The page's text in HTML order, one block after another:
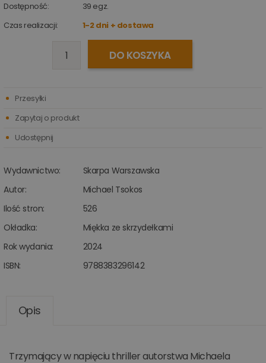
Dostępność: 39 egz.
Czas realizacji:
1-2 dni + dostawa
DO KOSZYKA
Wydawnictwo:
Skarpa Warszawska
Autor:
Michael Tsokos
Ilość stron:
526
Okładka:
Miękka ze skrzydełkami
Rok wydania:
2024
ISBN:
9788383296142
Przesyłki
Zapytaj o produkt
Udostępnij
Opis
Trzymający w napięciu thriller autorstwa Michaela